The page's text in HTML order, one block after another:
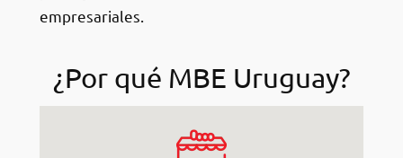
empresariales.
¿Por qué MBE Uruguay?